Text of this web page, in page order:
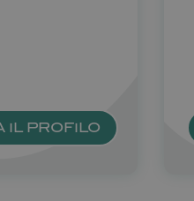
IL PROFILO
aggiornamento significativo del
più comunemente utilizzato da
viene utilizzato per distinguere